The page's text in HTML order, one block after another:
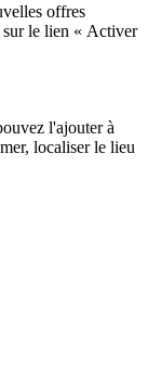
offres
sur le lien « Activer
l'ajouter à
localiser le lieu